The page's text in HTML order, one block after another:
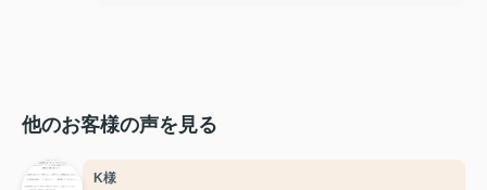
他のお客様の声を見る
K様